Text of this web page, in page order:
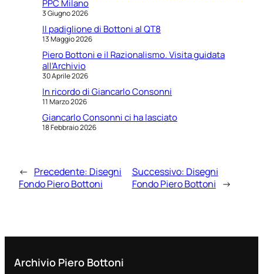
PPC Milano
3 Giugno 2026
Il padiglione di Bottoni al QT8
13 Maggio 2026
Piero Bottoni e il Razionalismo. Visita guidata
all’Archivio
30 Aprile 2026
In ricordo di Giancarlo Consonni
11 Marzo 2026
Giancarlo Consonni ci ha lasciato
18 Febbraio 2026
← Precedente: Disegni
Fondo Piero Bottoni
Successivo: Disegni
Fondo Piero Bottoni →
Archivio Piero Bottoni